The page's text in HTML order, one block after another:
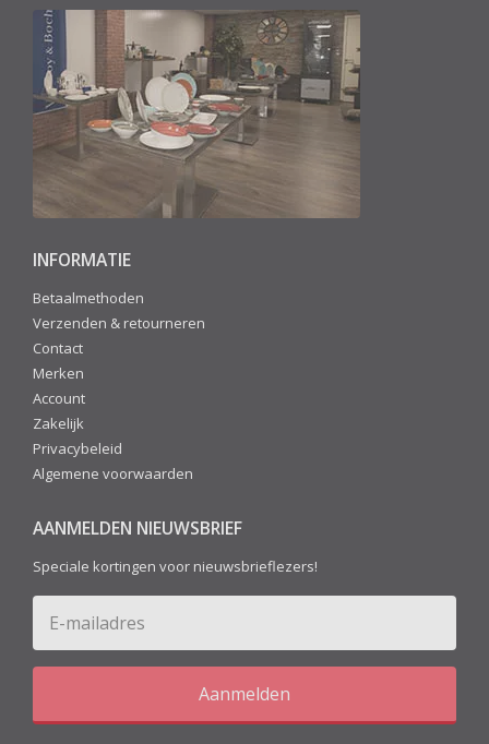
INFORMATIE
Betaalmethoden
Verzenden & retourneren
Contact
Merken
Account
Zakelijk
Privacybeleid
Algemene voorwaarden
AANMELDEN NIEUWSBRIEF
Speciale kortingen voor nieuwsbrieflezers!
Aanmelden